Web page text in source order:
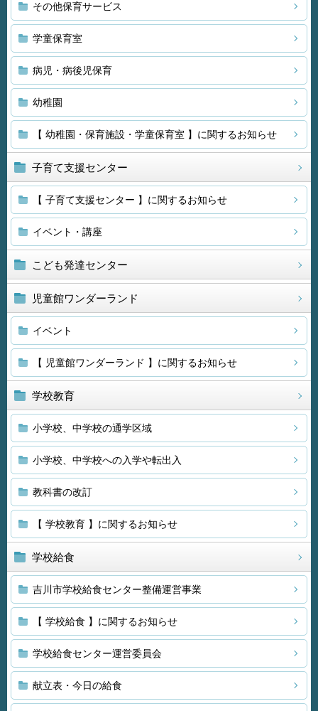
その他保育サービス
学童保育室
病児・病後児保育
幼稚園
【 幼稚園・保育施設・学童保育室 】に関するお知らせ
子育て支援センター
【 子育て支援センター 】に関するお知らせ
イベント・講座
こども発達センター
児童館ワンダーランド
イベント
【 児童館ワンダーランド 】に関するお知らせ
学校教育
小学校、中学校の通学区域
小学校、中学校への入学や転出入
教科書の改訂
【 学校教育 】に関するお知らせ
学校給食
吉川市学校給食センター整備運営事業
【 学校給食 】に関するお知らせ
学校給食センター運営委員会
献立表・今日の給食